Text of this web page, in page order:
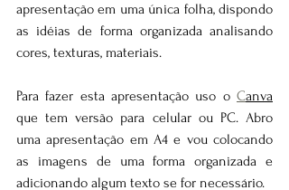
apresentação em uma única folha, dispondo
as idéias de forma organizada analisando
cores, texturas, materiais.
Para fazer esta apresentação uso o Canva
que tem versão para celular ou PC. Abro
uma apresentação em A4 e vou colocando
as imagens de uma forma organizada e
adicionando algum texto se for necessário.